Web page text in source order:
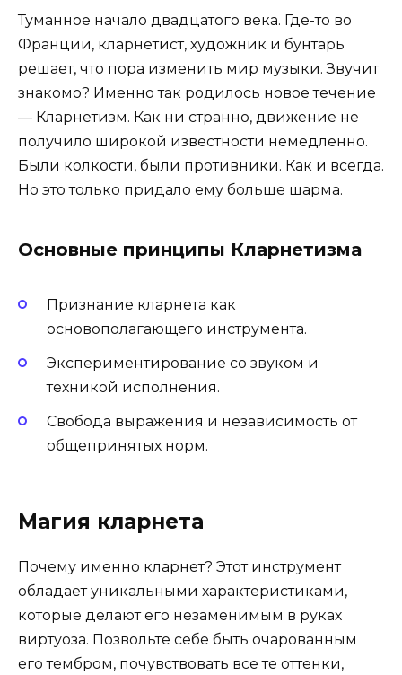
Туманное начало двадцатого века. Где-то во
Франции, кларнетист, художник и бунтарь
решает, что пора изменить мир музыки. Звучит
знакомо? Именно так родилось новое течение
— Кларнетизм. Как ни странно, движение не
получило широкой известности немедленно.
Были колкости, были противники. Как и всегда.
Но это только придало ему больше шарма.
Основные принципы Кларнетизма
Признание кларнета как
основополагающего инструмента.
Экспериментирование со звуком и
техникой исполнения.
Свобода выражения и независимость от
общепринятых норм.
Магия кларнета
Почему именно кларнет? Этот инструмент
обладает уникальными характеристиками,
которые делают его незаменимым в руках
виртуоза. Позвольте себе быть очарованным
его тембром, почувствовать все те оттенки,